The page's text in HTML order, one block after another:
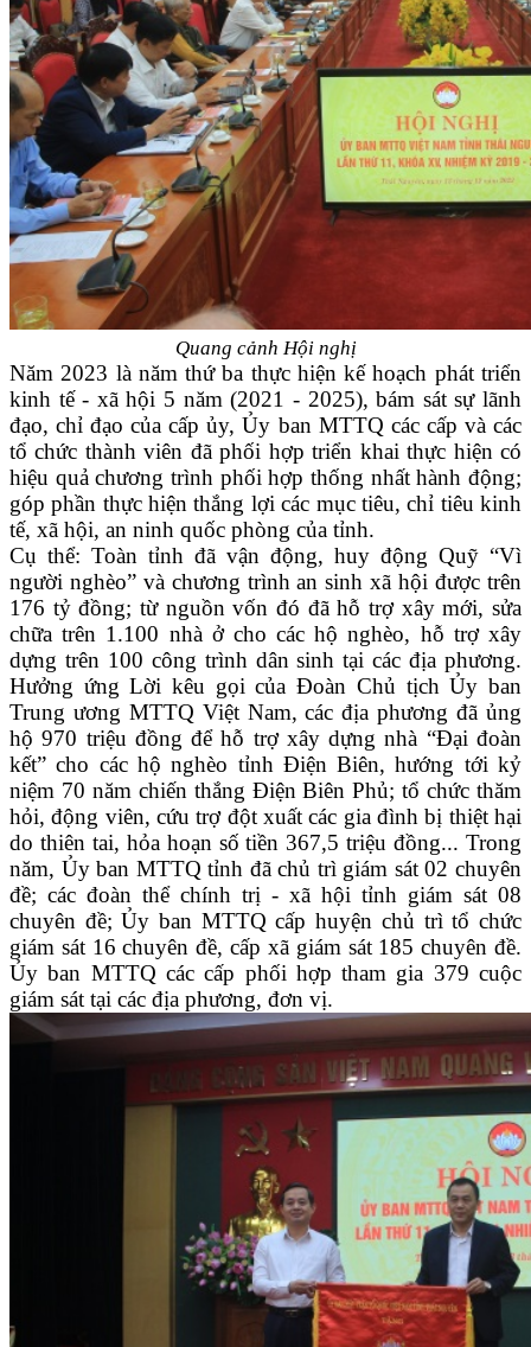
Quang cảnh Hội nghị
Năm 2023 là năm thứ ba thực hiện kế hoạch phát triển
kinh tế - xã hội 5 năm (2021 - 2025), bám sát sự lãnh
đạo, chỉ đạo của cấp ủy, Ủy ban MTTQ các cấp và các
tổ chức thành viên đã phối hợp triển khai thực hiện có
hiệu quả chương trình phối hợp thống nhất hành động;
góp phần thực hiện thắng lợi các mục tiêu, chỉ tiêu kinh
tế, xã hội, an ninh quốc phòng của tỉnh.
Cụ thể: Toàn tỉnh đã vận động, huy động Quỹ “Vì
người nghèo” và chương trình an sinh xã hội được trên
176 tỷ đồng; từ nguồn vốn đó đã hỗ trợ xây mới, sửa
chữa trên 1.100 nhà ở cho các hộ nghèo, hỗ trợ xây
dựng trên 100 công trình dân sinh tại các địa phương.
Hưởng ứng Lời kêu gọi của Đoàn Chủ tịch Ủy ban
Trung ương MTTQ Việt Nam, các địa phương đã ủng
hộ 970 triệu đồng để hỗ trợ xây dựng nhà “Đại đoàn
kết” cho các hộ nghèo tỉnh Điện Biên, hướng tới kỷ
niệm 70 năm chiến thắng Điện Biên Phủ; tổ chức thăm
hỏi, động viên, cứu trợ đột xuất các gia đình bị thiệt hại
do thiên tai, hỏa hoạn số tiền 367,5 triệu đồng... Trong
năm, Ủy ban MTTQ tỉnh đã chủ trì giám sát 02 chuyên
đề; các đoàn thể chính trị - xã hội tỉnh giám sát 08
chuyên đề; Ủy ban MTTQ cấp huyện chủ trì tổ chức
giám sát 16 chuyên đề, cấp xã giám sát 185 chuyên đề.
Ủy ban MTTQ các cấp phối hợp tham gia 379 cuộc
giám sát tại các địa phương, đơn vị.